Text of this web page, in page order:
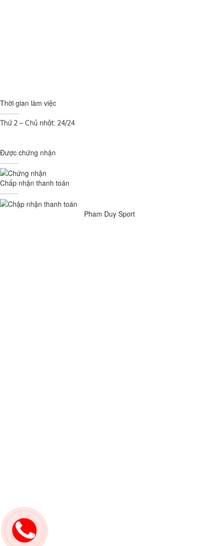
Thời gian làm việc
Thứ 2 – Chủ nhật: 24/24
Được chứng nhận
Chấp nhận thanh toán
Pham Duy Sport